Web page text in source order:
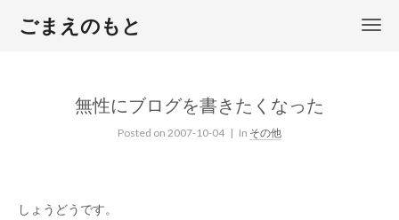
ごまえのもと
無性にブログを書きたくなった
Posted on 2007-10-04 | In その他
しょうどうです。